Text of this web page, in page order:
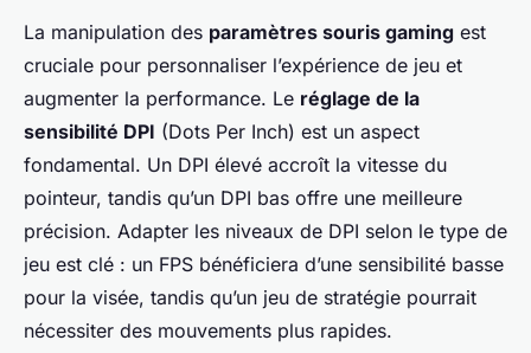
La manipulation des paramètres souris gaming est
cruciale pour personnaliser l’expérience de jeu et
augmenter la performance. Le réglage de la
sensibilité DPI (Dots Per Inch) est un aspect
fondamental. Un DPI élevé accroît la vitesse du
pointeur, tandis qu’un DPI bas offre une meilleure
précision. Adapter les niveaux de DPI selon le type de
jeu est clé : un FPS bénéficiera d’une sensibilité basse
pour la visée, tandis qu’un jeu de stratégie pourrait
nécessiter des mouvements plus rapides.